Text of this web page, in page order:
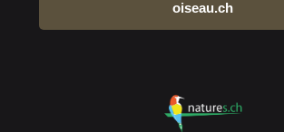
oiseau.ch